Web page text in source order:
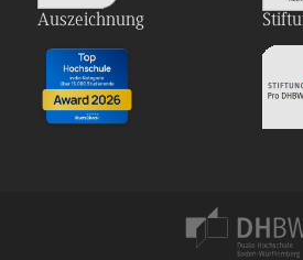
Auszeichnung